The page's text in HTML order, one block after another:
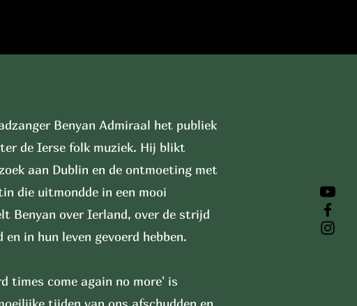
Benyan Admiraal het publiek
de Ierse folk muziek. Hij blikt
aan Dublin en de ontmoeting met
die uitmondde in een mooi
Benyan over Ierland, over de strijd
in hun leven gevoerd hebben.
times come again no more' is